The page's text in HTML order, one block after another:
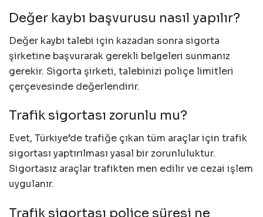
Değer kaybı başvurusu nasıl yapılır?
Değer kaybı talebi için kazadan sonra sigorta
şirketine başvurarak gerekli belgeleri sunmanız
gerekir. Sigorta şirketi, talebinizi poliçe limitleri
çerçevesinde değerlendirir.
Trafik sigortası zorunlu mu?
Evet, Türkiye’de trafiğe çıkan tüm araçlar için trafik
sigortası yaptırılması yasal bir zorunluluktur.
Sigortasız araçlar trafikten men edilir ve cezai işlem
uygulanır.
Trafik sigortası poliçe süresi ne